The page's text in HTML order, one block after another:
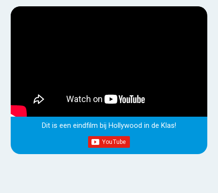
Dit is een eindfilm bij Hollywood in de Klas!